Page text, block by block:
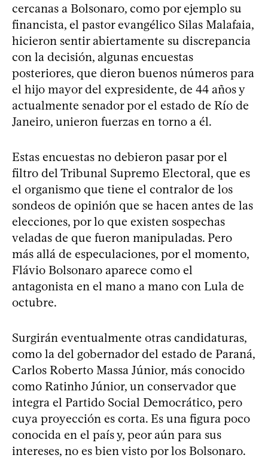
cercanas a Bolsonaro, como por ejemplo su
financista, el pastor evangélico Silas Malafaia,
hicieron sentir abiertamente su discrepancia
con la decisión, algunas encuestas
posteriores, que dieron buenos números para
el hijo mayor del expresidente, de 44 años y
actualmente senador por el estado de Río de
Janeiro, unieron fuerzas en torno a él.
Estas encuestas no debieron pasar por el
filtro del Tribunal Supremo Electoral, que es
el organismo que tiene el contralor de los
sondeos de opinión que se hacen antes de las
elecciones, por lo que existen sospechas
veladas de que fueron manipuladas. Pero
más allá de especulaciones, por el momento,
Flávio Bolsonaro aparece como el
antagonista en el mano a mano con Lula de
octubre.
Surgirán eventualmente otras candidaturas,
como la del gobernador del estado de Paraná,
Carlos Roberto Massa Júnior, más conocido
como Ratinho Júnior, un conservador que
integra el Partido Social Democrático, pero
cuya proyección es corta. Es una figura poco
conocida en el país y, peor aún para sus
intereses, no es bien visto por los Bolsonaro.